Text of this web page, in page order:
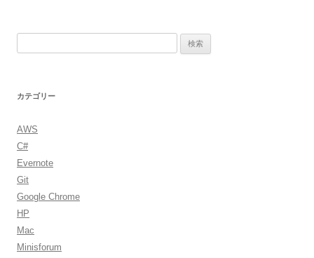
カテゴリー
AWS
C#
Evernote
Git
Google Chrome
HP
Mac
Minisforum